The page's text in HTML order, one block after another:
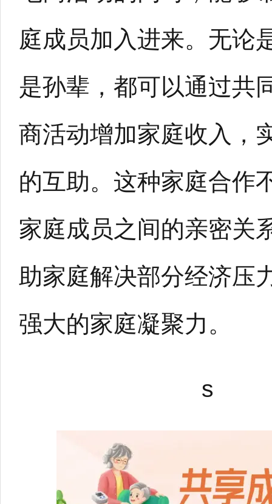
庭成员加入进来。无论
是孙辈，都可以通过共
商活动增加家庭收入，
的互助。这种家庭合作
家庭成员之间的亲密关
助家庭解决部分经济压
强大的家庭凝聚力。
s